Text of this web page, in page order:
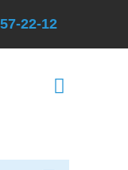
22-12